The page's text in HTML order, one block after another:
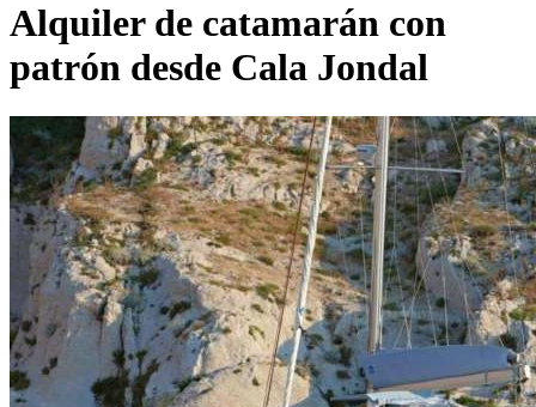
Alquiler de catamarán con
patrón desde Cala Jondal